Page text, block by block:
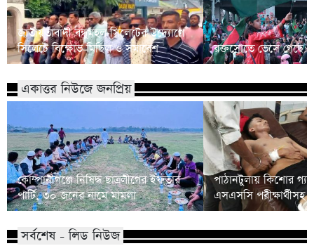
জাতীয়তাবাদী বন্ধুমহল সিলেটের উদ্যোগে
সিলেটে বিক্ষোভ মিছিল ও সমাবেশ
রক্তস্রোতে ভেসে গেছে
একাত্তর নিউজে জনপ্রিয়
কোম্পানীগঞ্জে নিষিদ্ধ ছাত্রলীগের ইফতার
পার্টি, ৩০ জনের নামে মামলা
পাঠানটুলায় কিশোর
এসএসসি
সর্বশেষ - লিড নিউজ